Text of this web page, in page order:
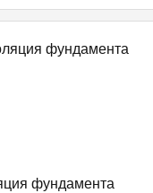
фундамента